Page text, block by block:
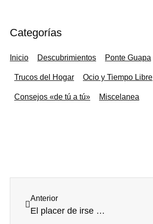
Categorías
Inicio Descubrimientos Ponte Guapa
Trucos del Hogar Ocio y Tiempo Libre
Consejos «de tú a tú» Miscelanea
Anterior
El placer de irse de tiendas sin salir de casa